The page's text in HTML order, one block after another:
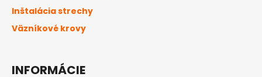
Inštalácia strechy
Väzníkové krovy
INFORMÁCIE